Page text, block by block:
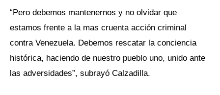
“Pero debemos mantenernos y no olvidar que
estamos frente a la mas cruenta acción criminal
contra Venezuela. Debemos rescatar la conciencia
histórica, haciendo de nuestro pueblo uno, unido ante
las adversidades”, subrayó Calzadilla.